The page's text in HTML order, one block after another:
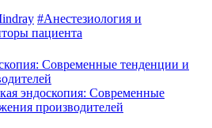
#Анестезиология и
пациента
эндоскопия: Современные
производителей